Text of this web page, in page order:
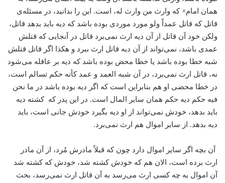
همان امام× که وارث من وارث له، است. این را بدانید، در مسئله‌ی
قاتل که قاتل عمداً ولو مورد موردی بوده باشد که دیه باید بدهد قاتل،
ولکن خود آن قاتل از آن دیه ارث نمی‌برد قاتل در آنجایی که قتلش
عمدی باشد، نمی‌تواند از آن دیه قاتل ارث ببرد و هکذا اگر قاتل قتلش
شبه خطا بوده باشد یا خطا محض بوده باشد که دیه بر عاقله می‌شود
نه، قاتل ارث نمی‌برد، در آن شبه العمد و عمد کأنه حکم تسالم است،
در خطا محضی او هم بنابراین است که اگر دیه بوده باشد در ما نحن
فیه حکم دیه حکم همان سایر المال است. در این پدر که کشته دیه
باید بدهد، خودش نمی‌تواند از او دیه بگیرد خودش جانی است، باید
دیه بدهد. از سایر اموال هم ارث نمی‌برد.
آن بچه اگر سایر اموال دارد چون که قبلاً مادرش مُرد، از آن مادر
ارث برده است، الان هم که خودش کشته شد، خودش که کشته شد
آن اموال به چه کسی ارث می‌رسد به آن قاتل ارث نمی‌رسد، بحث